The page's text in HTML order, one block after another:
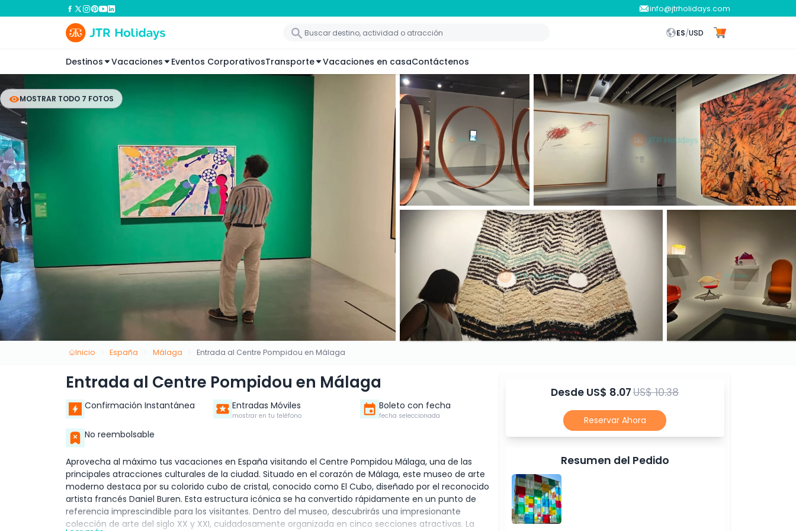
info@jtrholidays.com
ES/USD
Destinos Vacaciones Eventos CorporativosTransporte Vacaciones en casaContáctenos
MOSTRAR TODO 7 FOTOS
Inicio España Málaga Entrada al Centre Pompidou en Málaga
Entrada al Centre Pompidou en Málaga
Confirmación Instantánea Entradas Móviles
mostrar en tu teléfono
Boleto con fecha
fecha seleccionada
No reembolsable
Aprovecha al máximo tus vacaciones en España visitando el Centre Pompidou Málaga, una de las
principales atracciones culturales de la ciudad. Situado en el corazón de Málaga, este museo de arte
moderno destaca por su colorido cubo de cristal, conocido como El Cubo, diseñado por el reconocido
artista francés Daniel Buren. Esta estructura icónica se ha convertido rápidamente en un punto de
referencia imprescindible para los visitantes. Dentro del museo, descubrirás una impresionante
colección de arte del siglo XX y XXI, cuidadosamente organizada en cinco secciones atractivas. La
Desde US$ 8.07US$ 10.38
Reservar Ahora
Resumen del Pedido